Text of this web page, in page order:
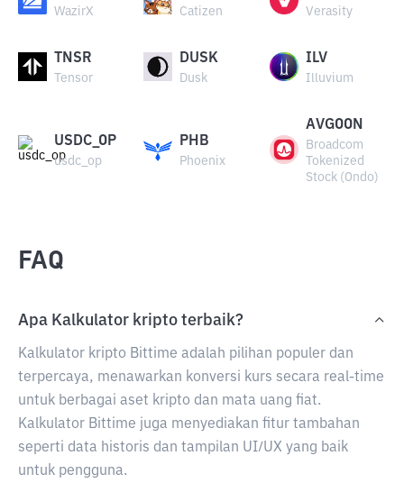
WazirX Catizen Verasity
TNSR
Tensor
DUSK
Dusk
ILV
Illuvium
USDC_OP
usdc_op
PHB
Phoenix
AVGOON
Broadcom
Tokenized
Stock (Ondo)
FAQ
Apa Kalkulator kripto terbaik?
Kalkulator kripto Bittime adalah pilihan populer dan
terpercaya, menawarkan konversi kurs secara real-time
untuk berbagai aset kripto dan mata uang fiat.
Kalkulator Bittime juga menyediakan fitur tambahan
seperti data historis dan tampilan UI/UX yang baik
untuk pengguna.